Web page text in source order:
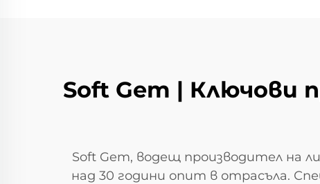
Soft Gem | Ключови
Soft Gem, водещ производител на
над 30 години опит в отрасъла.